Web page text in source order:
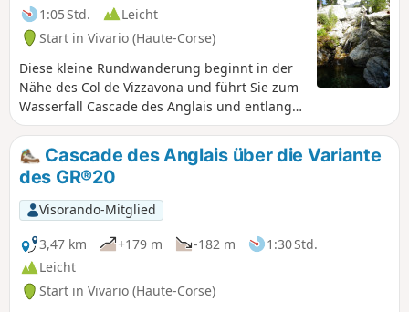
1:05 Std.
Leicht
Start in Vivario (Haute-Corse)
Diese kleine Rundwanderung beginnt in der
Nähe des Col de Vizzavona und führt Sie zum
Wasserfall Cascade des Anglais und entlang
des Flusses Agnone mit seinen schönen
Becken, die zum Baden einladen. Der Aufstieg
erfolgt über einen einfachen Waldweg.
Cascade des Anglais über die Variante
des GR®20
Visorando-Mitglied
3,47 km
+179 m -182 m
1:30 Std.
Leicht
Start in Vivario (Haute-Corse)